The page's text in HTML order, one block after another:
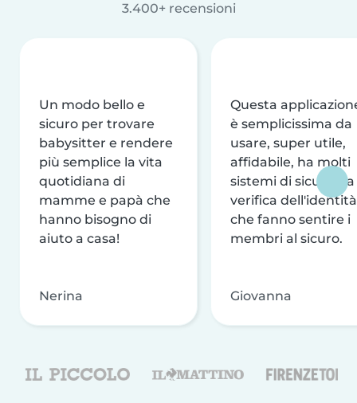
3.400+ recensioni
Un modo bello e
sicuro per trovare
babysitter e rendere
più semplice la vita
quotidiana di
mamme e papà che
hanno bisogno di
aiuto a casa!
Nerina
Questa
è semplicissima da
usare, super utile,
affidabile, ha molti
sistemi di sicurezza
verifica dell'identità
che fanno sentire i
membri al sicuro.
Giovanna